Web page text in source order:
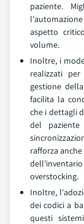
paziente.
aspetto
volume.
Inoltre, i
realizzati
gestione
facilita la
che i dettagli
del paziente
rafforza
overstocking.
Inoltre,
dei codici a
questi